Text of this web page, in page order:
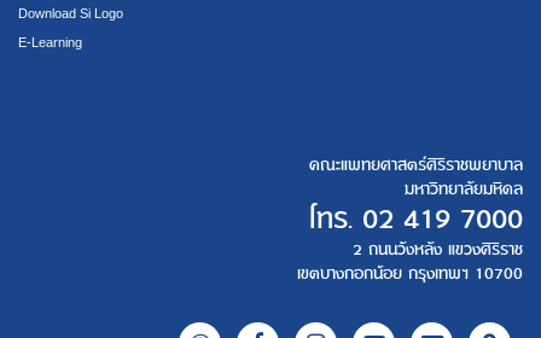
Download Si Logo
E-Learning
คณะแพทยศาสตร์ศิริราชพยาบาล
มหาวิทยาลัยมหิดล
โทร. 02 419 7000
2 ถนนวังหลัง แขวงศิริราช
เขตบางกอกน้อย กรุงเทพฯ 10700